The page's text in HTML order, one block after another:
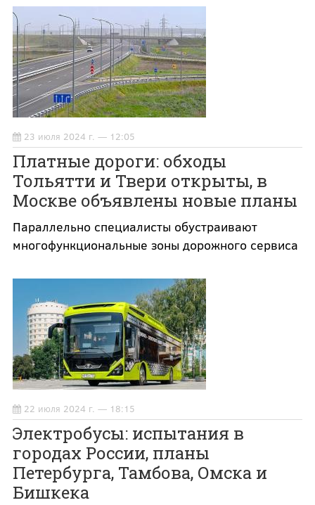
23 июля 2024 г. — 12:05
Платные дороги: обходы
Тольятти и Твери открыты, в
Москве объявлены новые планы
Параллельно специалисты обустраивают
многофункциональные зоны дорожного сервиса
22 июля 2024 г. — 18:15
Электробусы: испытания в
городах России, планы
Петербурга, Тамбова, Омска и
Бишкека